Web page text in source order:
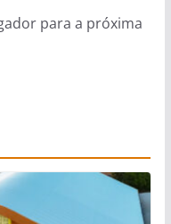
para a próxima